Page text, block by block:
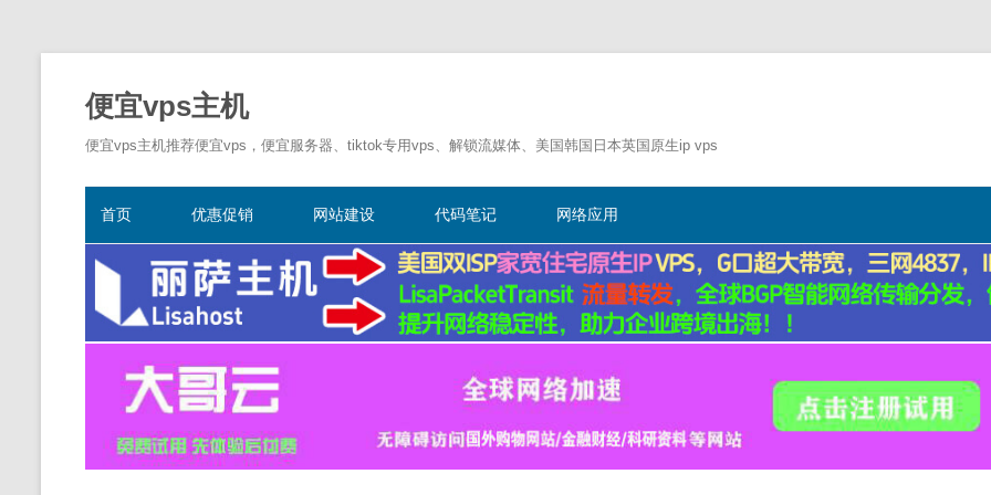
便宜vps主机
便宜vps主机推荐便宜vps，便宜服务器、tiktok专用vps、解锁流媒体、美国韩国日本英国原生ip vps
文
首页 优惠促销 网站建设 代码笔记 网络应用